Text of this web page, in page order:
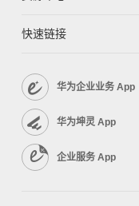
快速链接
华为企业业务 App
华为坤灵 App
企业服务 App